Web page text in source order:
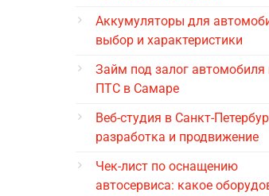
Аккумуляторы для
выбор и характеристики
Займ под залог автомобиля
ПТС в Самаре
Веб-студия в Санкт-
разработка и продвижение
Чек-лист по оснащению
автосервиса: какое